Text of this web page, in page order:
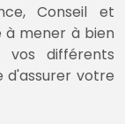
Conseil et
à mener à bien
vos différents
d'assurer votre